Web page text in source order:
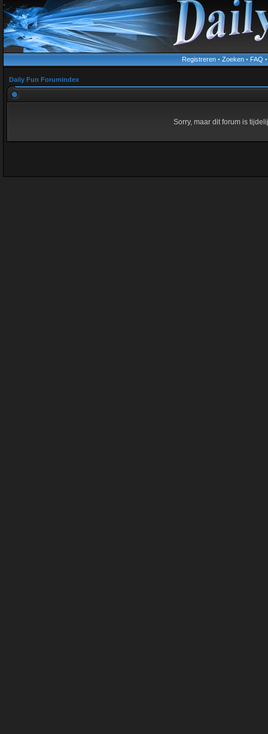
Registreren • Zoeken • FAQ
Daily Fun Forumindex
Sorry, maar dit forum is